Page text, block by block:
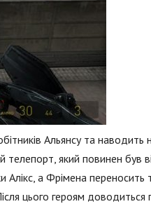
Альянсу та наводить
який повинен був
Алікс, а Фрімена переносить
цього героям